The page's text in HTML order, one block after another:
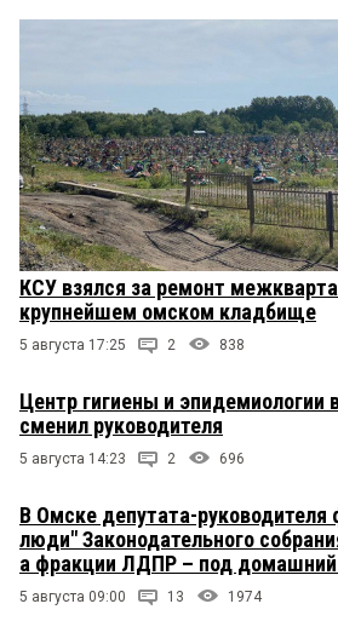
КСУ взялся за ремонт
крупнейшем омском кладбище
5 августа 17:25 2 838
Центр гигиены и эпидемиологии
сменил руководителя
5 августа 14:23 2 696
В Омске депутата-
люди" Законодательного
а фракции ЛДПР – под домашний
5 августа 09:00 13 1974